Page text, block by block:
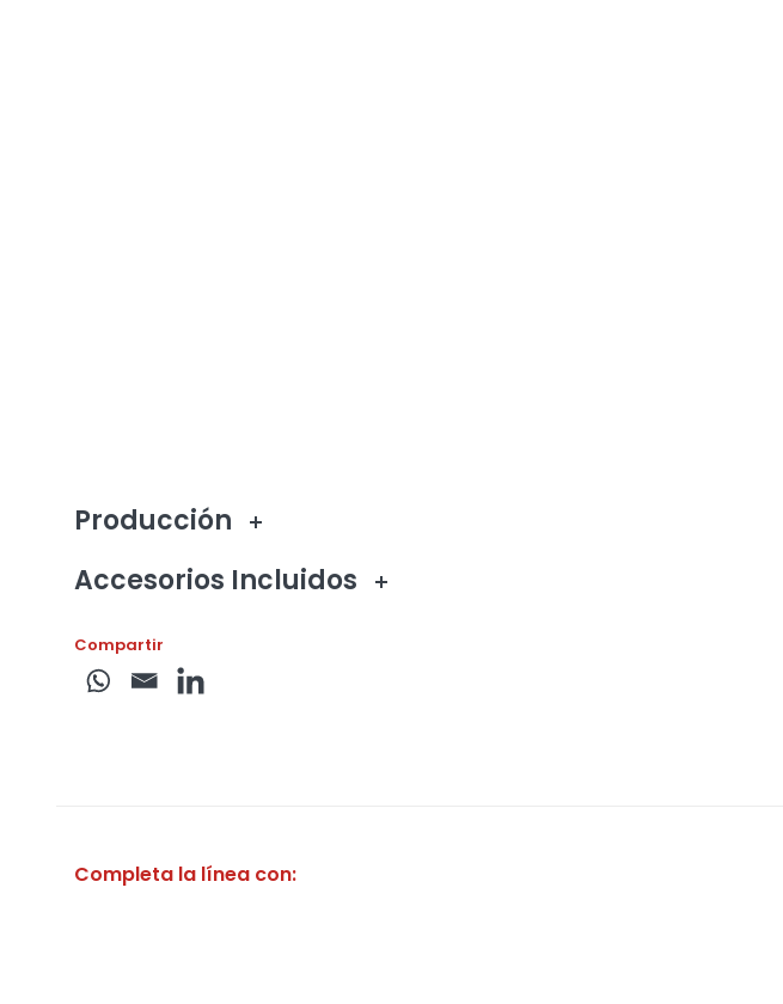
Producción
Accesorios Incluidos
Compartir
Completa la línea con: